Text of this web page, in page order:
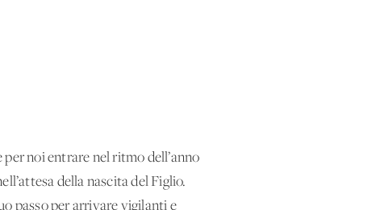
noi entrare nel ritmo dell’anno
della nascita del Figlio.
passo per arrivare vigilanti e